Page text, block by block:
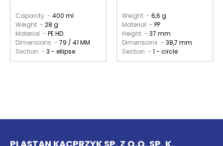
Capacity - 400 ml
Weight - 28 g
Material - PE HD
Dimensions - 79 / 41 MM
Section - 3 - ellipse
Weight - 6,6 g
Material - PP
Height - 37 mm
Dimensions - 38,7 mm
Section - 1 - circle